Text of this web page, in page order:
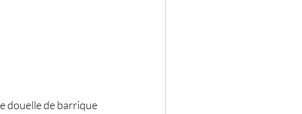
douelle de barrique